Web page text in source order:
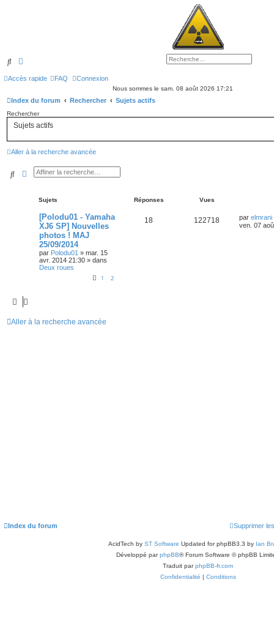
Rechercher
Accès rapide FAQ Connexion
Nous sommes le sam. 08 août 2026 17:21
Index du forum Rechercher Sujets actifs
Rechercher
Sujets actifs
Aller à la recherche avancée
Rechercher
Recherche avancée
Sujets Réponses Vues
[Polodu01 - Yamaha
XJ6 SP] Nouvelles
photos ! MAJ
25/09/2014
par Polodu01 » mar. 15
avr. 2014 21:30 » dans
Deux roues
1 2
18 122718 par elmrani
ven. 07
Aller à la recherche avancée
Index du forum Supprimer
AcidTech by ST Software Updated for phpBB3.3 by Ian
Développé parphpBB® Forum Software © phpBB
Traduit parphpBB-fr.com
Confidentialité | Conditions